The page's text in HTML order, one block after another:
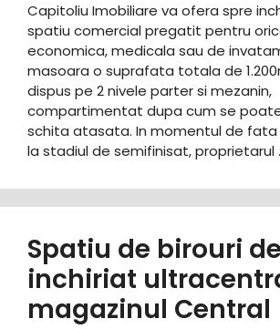
Capitoliu Imobiliare va ofera spre
spatiu comercial pregatit pentru
economica, medicala sau de
masoara o suprafata totala de
dispus pe 2 nivele parter si mezanin,
compartimentat dupa cum se
schita atasata. In momentul de
la stadiul de semifinisat, proprietarul
Spatiu de birouri de
inchiriat
magazinul Central